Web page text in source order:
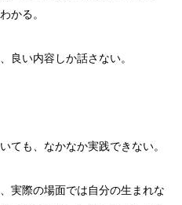
かる。
良い内容しか話さない。
も、なかなか実践できない。
実際の場面では自分の生まれな